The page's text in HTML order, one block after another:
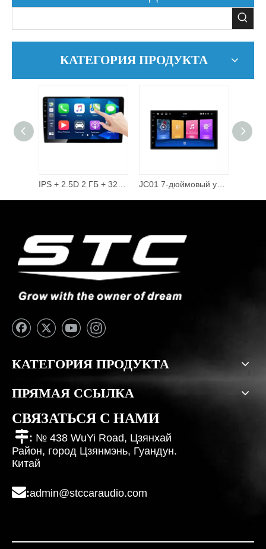
КАТЕГОРИЯ ПРОДУКТА
КАТЕГОРИЯ ПРОДУКТА
ПРЯМАЯ ССЫЛКА
СВЯЗАТЬСЯ С НАМИ
: № 438 WuYi Road, Цзянхай
Район, город Цзянмэнь, Гуандун.
Китай
:admin@stccaraudio.com